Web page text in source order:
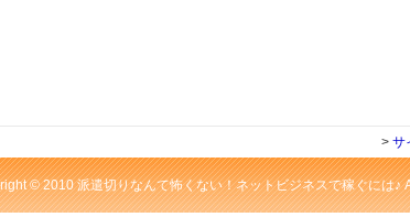
> サ
© 2010 派遣切りなんて怖くない！ネットビジネスで稼ぐには♪